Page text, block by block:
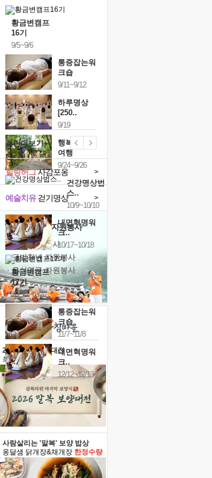
황금변캠프
16기
9/5~9/6
통증잡는워
크숍
9/11~9/12
하루명상
[250..
9/19
행복한가족
여행
9/24~9/26
건강명상법
스..
10/9~10/10
내면혁명워
크..
10/17~10/18
황금변캠프
17기
10/30~10/31
통증잡는워
크숍
11/7~11/8
내면혁명워
크..
12/12~12/13
캘린더보기+
예술치유걷기명상 >
힐링허그사감포옹 >
'옹달샘의 꽃'자원봉사
· 청년 자원봉사
· 금빛청년 자원봉사
· 음식연구 자원봉사
2026 말복 보양대전
최대74%할인
사람살리는 '말복' 보양 밥상
옹달샘 닭개장&채개장 한정수량